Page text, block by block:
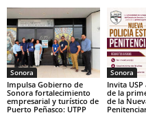
Sonora
Impulsa Gobierno de
Sonora fortalecimiento
empresarial y turístico de
Puerto Peñasco: UTPP
Sonora
Invita
de la
de la